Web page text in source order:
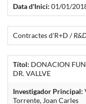
Data d'Inici: 01/01/
Contractes d'R+D /
Títol: DONACION
DR. VALLVE
Investigador Principal:
Torrente, Joan Carles